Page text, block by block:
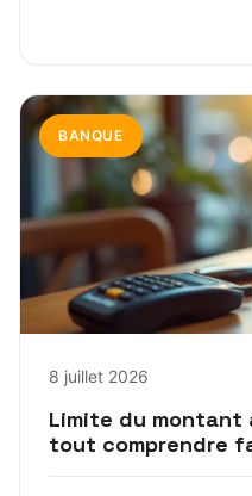
BANQUE
8 juillet 2026
Limite du montant
tout comprendre